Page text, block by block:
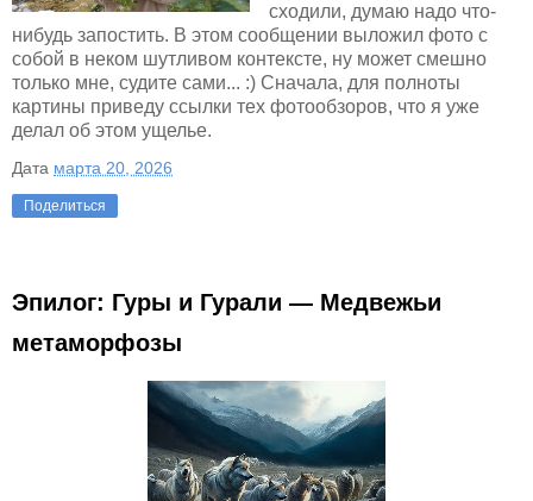
сходили, думаю надо что-
нибудь запостить. В этом сообщении выложил фото с
собой в неком шутливом контексте, ну может смешно
только мне, судите сами... :) Сначала, для полноты
картины приведу ссылки тех фотообзоров, что я уже
делал об этом ущелье.
Дата марта 20, 2026
Поделиться
Эпилог: Гуры и Гурали — Медвежьи
метаморфозы